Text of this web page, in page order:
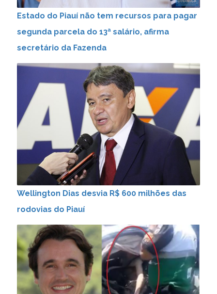
Estado do Piauí não tem recursos para pagar
segunda parcela do 13ª salário, afirma
secretário da Fazenda
Wellington Dias desvia R$ 600 milhões das
rodovias do Piauí